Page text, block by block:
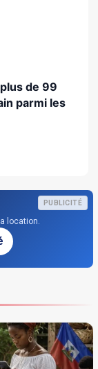
de 99
parmi les
PUBLICITÉ
location.